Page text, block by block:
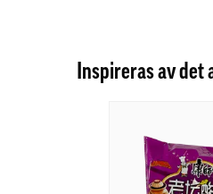
Inspireras av